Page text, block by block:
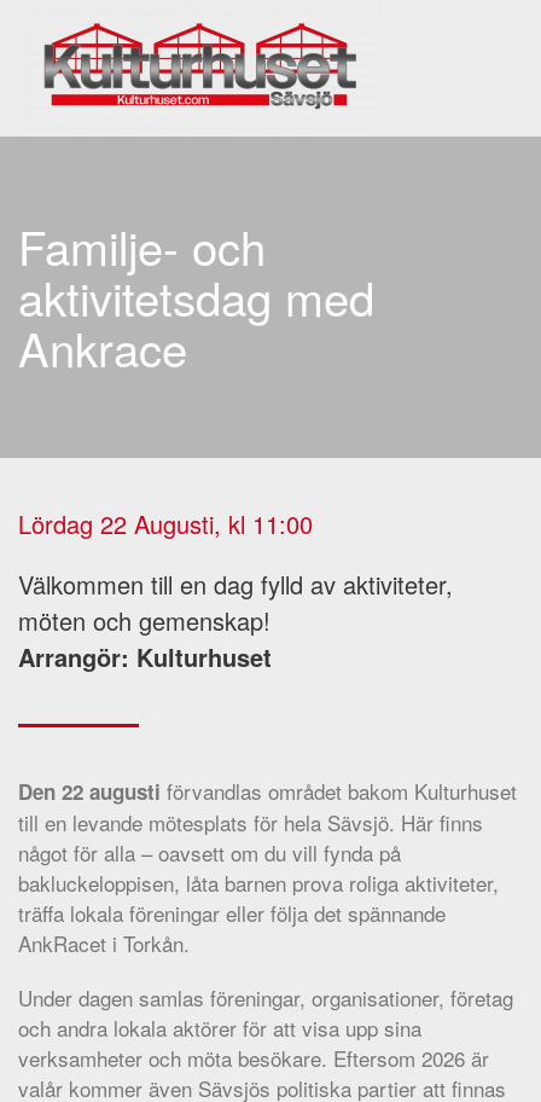
Skip to main content
Familje- och
aktivitetsdag med
Ankrace
Lördag 22 Augusti, kl 11:00
Välkommen till en dag fylld av aktiviteter,
möten och gemenskap!
Arrangör: Kulturhuset
Den 22 augusti förvandlas området bakom Kulturhuset
till en levande mötesplats för hela Sävsjö. Här finns
något för alla – oavsett om du vill fynda på
bakluckeloppisen, låta barnen prova roliga aktiviteter,
träffa lokala föreningar eller följa det spännande
AnkRacet i Torkån.
Under dagen samlas föreningar, organisationer, företag
och andra lokala aktörer för att visa upp sina
verksamheter och möta besökare. Eftersom 2026 är
valår kommer även Sävsjös politiska partier att finnas